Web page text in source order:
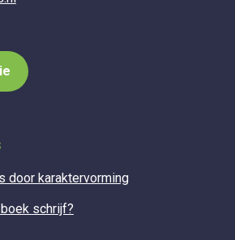
door karaktervorming
schrijf?